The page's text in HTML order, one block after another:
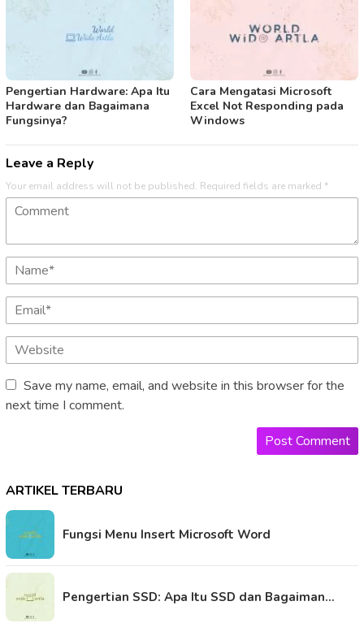
Pengertian Hardware: Apa Itu
Hardware dan Bagaimana
Fungsinya?
Cara Mengatasi Microsoft
Excel Not Responding pada
Windows
Leave a Reply
Your email address will not be published. Required fields are marked *
Save my name, email, and website in this browser for the
next time I comment.
ARTIKEL TERBARU
Fungsi Menu Insert Microsoft Word
Pengertian SSD: Apa Itu SSD dan Bagaiman…